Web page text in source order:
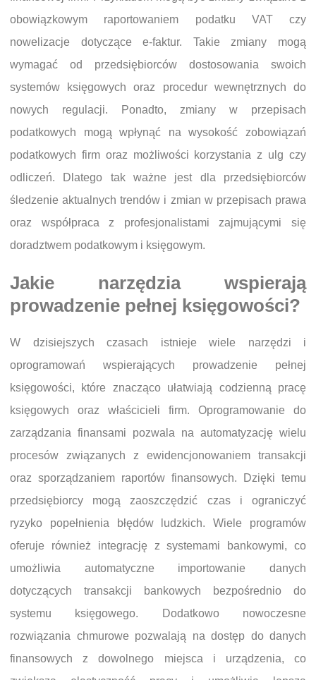
obowiązkowym raportowaniem podatku VAT czy
nowelizacje dotyczące e-faktur. Takie zmiany mogą
wymagać od przedsiębiorców dostosowania swoich
systemów księgowych oraz procedur wewnętrznych do
nowych regulacji. Ponadto, zmiany w przepisach
podatkowych mogą wpłynąć na wysokość zobowiązań
podatkowych firm oraz możliwości korzystania z ulg czy
odliczeń. Dlatego tak ważne jest dla przedsiębiorców
śledzenie aktualnych trendów i zmian w przepisach prawa
oraz współpraca z profesjonalistami zajmującymi się
doradztwem podatkowym i księgowym.
Jakie narzędzia wspierają
prowadzenie pełnej księgowości?
W dzisiejszych czasach istnieje wiele narzędzi i
oprogramowań wspierających prowadzenie pełnej
księgowości, które znacząco ułatwiają codzienną pracę
księgowych oraz właścicieli firm. Oprogramowanie do
zarządzania finansami pozwala na automatyzację wielu
procesów związanych z ewidencjonowaniem transakcji
oraz sporządzaniem raportów finansowych. Dzięki temu
przedsiębiorcy mogą zaoszczędzić czas i ograniczyć
ryzyko popełnienia błędów ludzkich. Wiele programów
oferuje również integrację z systemami bankowymi, co
umożliwia automatyczne importowanie danych
dotyczących transakcji bankowych bezpośrednio do
systemu księgowego. Dodatkowo nowoczesne
rozwiązania chmurowe pozwalają na dostęp do danych
finansowych z dowolnego miejsca i urządzenia, co